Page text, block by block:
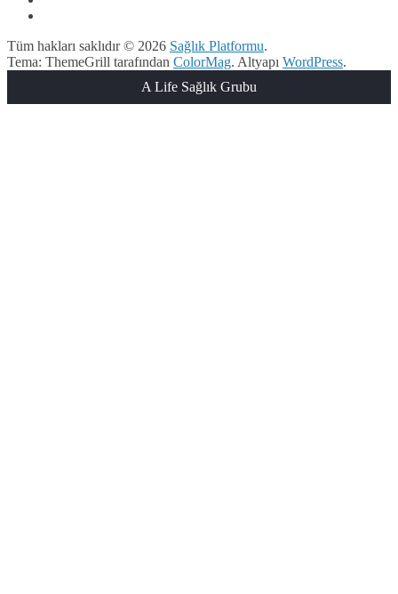
Tüm hakları saklıdır © 2026 Sağlık Platformu.
Tema: ThemeGrill tarafından ColorMag. Altyapı WordPress.
A Life Sağlık Grubu